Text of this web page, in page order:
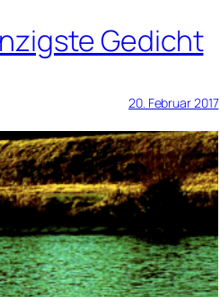
Gedicht
20. Februar 2017